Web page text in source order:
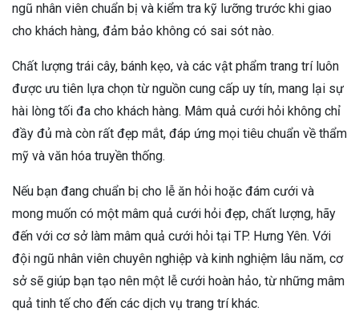
ngũ nhân viên chuẩn bị và kiểm tra kỹ lưỡng trước khi giao
cho khách hàng, đảm bảo không có sai sót nào.
Chất lượng trái cây, bánh kẹo, và các vật phẩm trang trí luôn
được ưu tiên lựa chọn từ nguồn cung cấp uy tín, mang lại sự
hài lòng tối đa cho khách hàng. Mâm quả cưới hỏi không chỉ
đầy đủ mà còn rất đẹp mắt, đáp ứng mọi tiêu chuẩn về thẩm
mỹ và văn hóa truyền thống.
Nếu bạn đang chuẩn bị cho lễ ăn hỏi hoặc đám cưới và
mong muốn có một mâm quả cưới hỏi đẹp, chất lượng, hãy
đến với cơ sở làm mâm quả cưới hỏi tại TP. Hưng Yên. Với
đội ngũ nhân viên chuyên nghiệp và kinh nghiệm lâu năm, cơ
sở sẽ giúp bạn tạo nên một lễ cưới hoàn hảo, từ những mâm
quả tinh tế cho đến các dịch vụ trang trí khác.